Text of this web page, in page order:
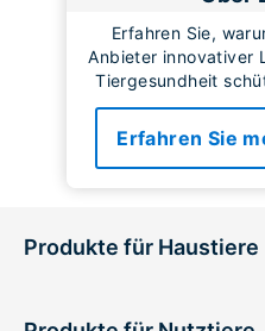
Erfahren Sie,
Anbieter innovativer
Tiergesundheit
Erfahren Sie
Produkte für Haustiere